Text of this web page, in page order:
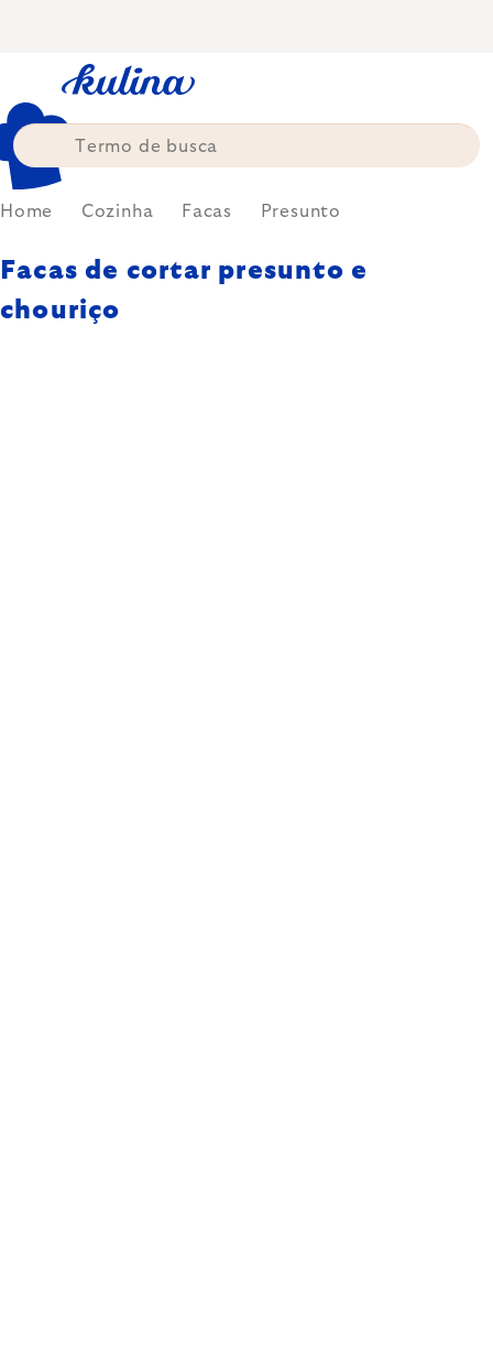
Home Cozinha Facas Presunto
Facas de cortar presunto e
chouriço